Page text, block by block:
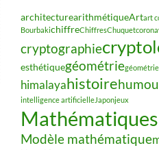
architecturearithmétiqueArtart
BourbakichiffreChiffresChuquet
cryptographie
esthétiquegéométrie
himalayahistoire
intelligence artificielleJaponjeux
Mathématiques
Modèle mathématique